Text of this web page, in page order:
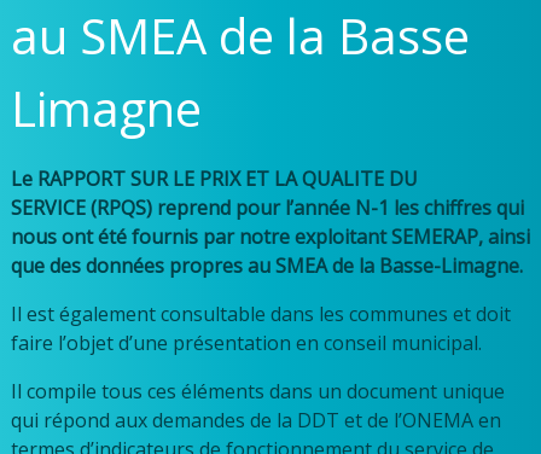
au SMEA de la Basse
Limagne
Le RAPPORT SUR LE PRIX ET LA QUALITE DU
SERVICE (RPQS) reprend pour l’année N-1 les chiffres qui
nous ont été fournis par notre exploitant SEMERAP, ainsi
que des données propres au SMEA de la Basse-Limagne.
Il est également consultable dans les communes et doit
faire l’objet d’une présentation en conseil municipal.
Il compile tous ces éléments dans un document unique
qui répond aux demandes de la DDT et de l’ONEMA en